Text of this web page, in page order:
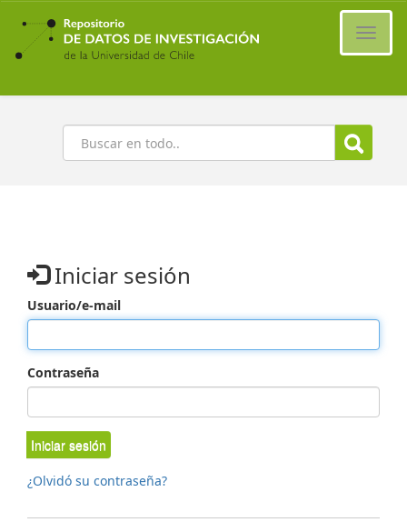
Ir
contenido
principal
Buscar
Iniciar sesión
Usuario/e-mail
Contraseña
Iniciar sesión
¿Olvidó su contraseña?